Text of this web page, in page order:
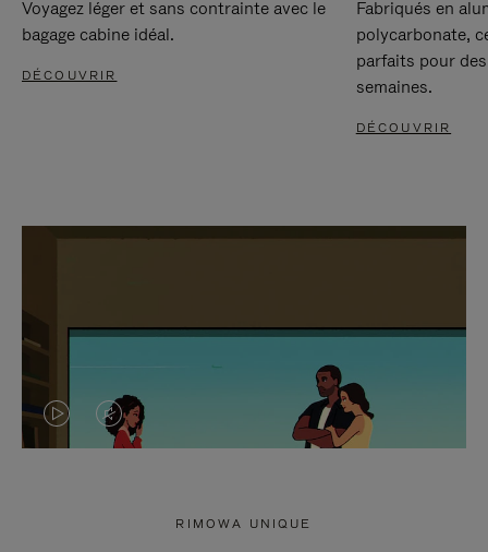
Voyagez léger et sans contrainte avec le
bagage cabine idéal.
DÉCOUVRIR
Fabriqués en
polycarbonate,
parfaits pour
semaines.
DÉCOUVRIR
LA LE
RIMOWA UNIQUE